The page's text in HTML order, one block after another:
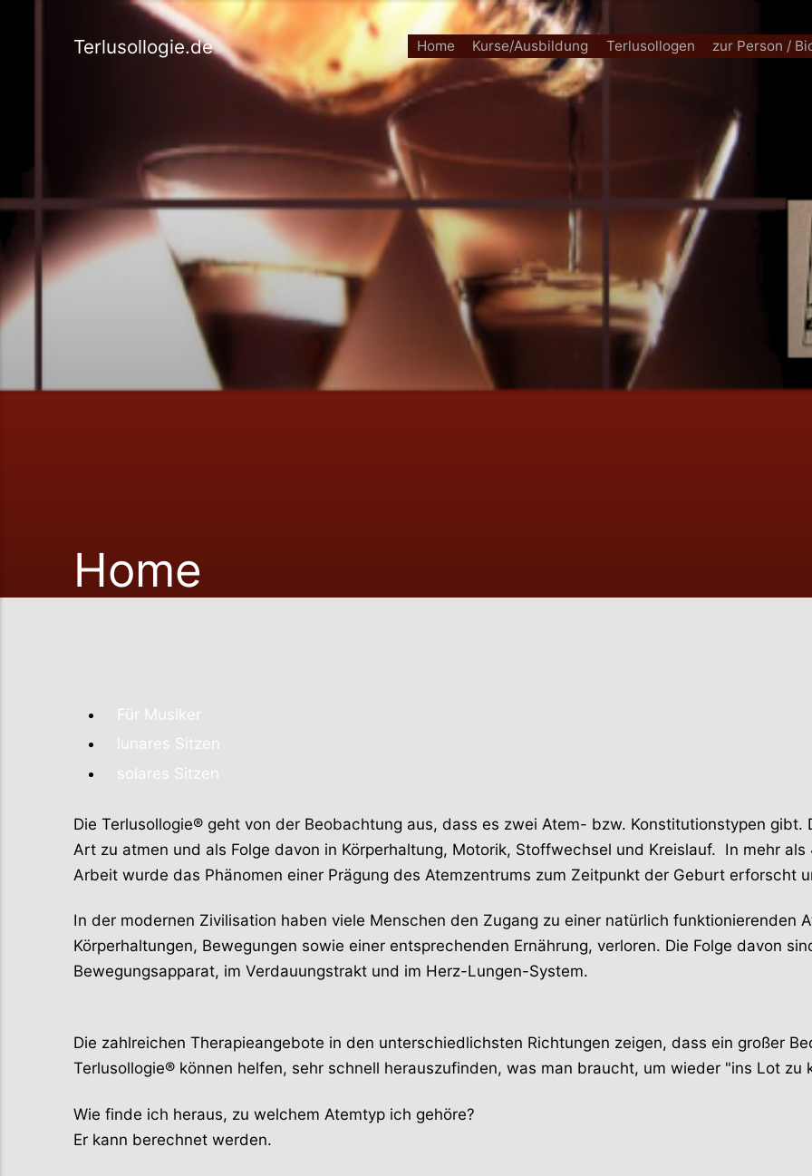
Terlusollogie.de Home Kurse/Ausbildung Terlusollogen zur Person /
Home
Für Musiker
lunares Sitzen
solares Sitzen
Die Terlusollogie® geht von der Beobachtung aus, dass es zwei Atem- bzw. Konstitutionstypen
Art zu atmen und als Folge davon in Körperhaltung, Motorik, Stoffwechsel und Kreislauf. In mehr
Arbeit wurde das Phänomen einer Prägung des Atemzentrums zum Zeitpunkt der Geburt erforscht
In der modernen Zivilisation haben viele Menschen den Zugang zu einer natürlich funktionierenden
Körperhaltungen, Bewegungen sowie einer entsprechenden Ernährung, verloren. Die Folge davon
Bewegungsapparat, im Verdauungstrakt und im Herz-Lungen-System.
Die zahlreichen Therapieangebote in den unterschiedlichsten Richtungen zeigen, dass ein großer
Terlusollogie® können helfen, sehr schnell herauszufinden, was man braucht, um wieder "ins Lot zu
Wie finde ich heraus, zu welchem Atemtyp ich gehöre?
Er kann berechnet werden.